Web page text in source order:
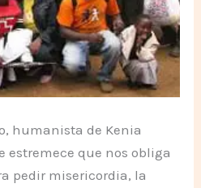
humanista de Kenia
estremece que nos obliga
pedir misericordia, la